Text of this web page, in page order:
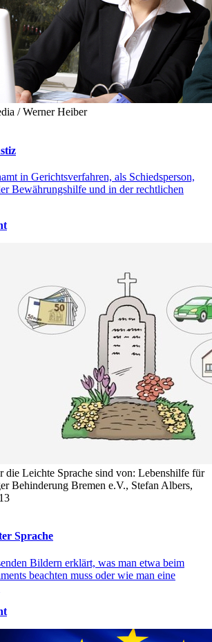
/ Werner Heiber
in Gerichtsverfahren, als Schiedsperson,
Bewährungshilfe und in der rechtlichen
Leichte Sprache sind von: Lebenshilfe für
Behinderung Bremen e.V., Stefan Albers,
Sprache
Bildern erklärt, was man etwa beim
beachten muss oder wie man eine